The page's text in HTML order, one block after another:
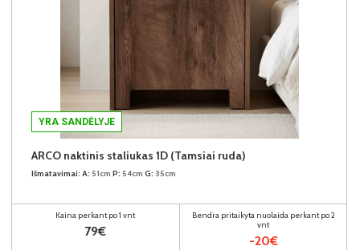
YRA SANDĖLYJE
ARCO naktinis staliukas 1D (Tamsiai ruda)
Išmatavimai: A: 51cm P: 54cm G: 35cm
Kaina perkant po 1 vnt
79€
Bendra pritaikyta nuolaida perkant po 2
vnt
-20€